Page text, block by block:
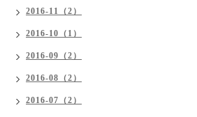
2016-11（2）
2016-10（1）
2016-09（2）
2016-08（2）
2016-07（2）